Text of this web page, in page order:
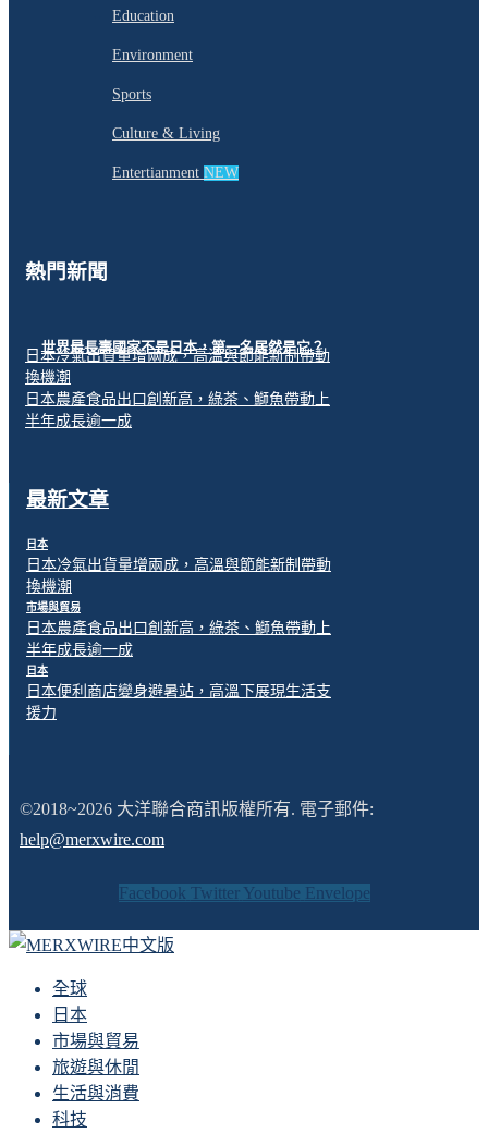
Education
Environment
Sports
Culture & Living
Entertianment NEW
熱門新聞
世界最長壽國家不是日本，第一名居然是它？
日本冷氣出貨量增兩成，高溫與節能新制帶動
換機潮
日本農產食品出口創新高，綠茶、鰤魚帶動上
半年成長逾一成
最新文章
日本
日本冷氣出貨量增兩成，高溫與節能新制帶動
換機潮
市場與貿易
日本農產食品出口創新高，綠茶、鰤魚帶動上
半年成長逾一成
日本
日本便利商店變身避暑站，高溫下展現生活支
援力
©2018~2026 大洋聯合商訊版權所有. 電子郵件:
help@merxwire.com
Facebook Twitter Youtube Envelope
全球
日本
市場與貿易
旅遊與休閒
生活與消費
科技